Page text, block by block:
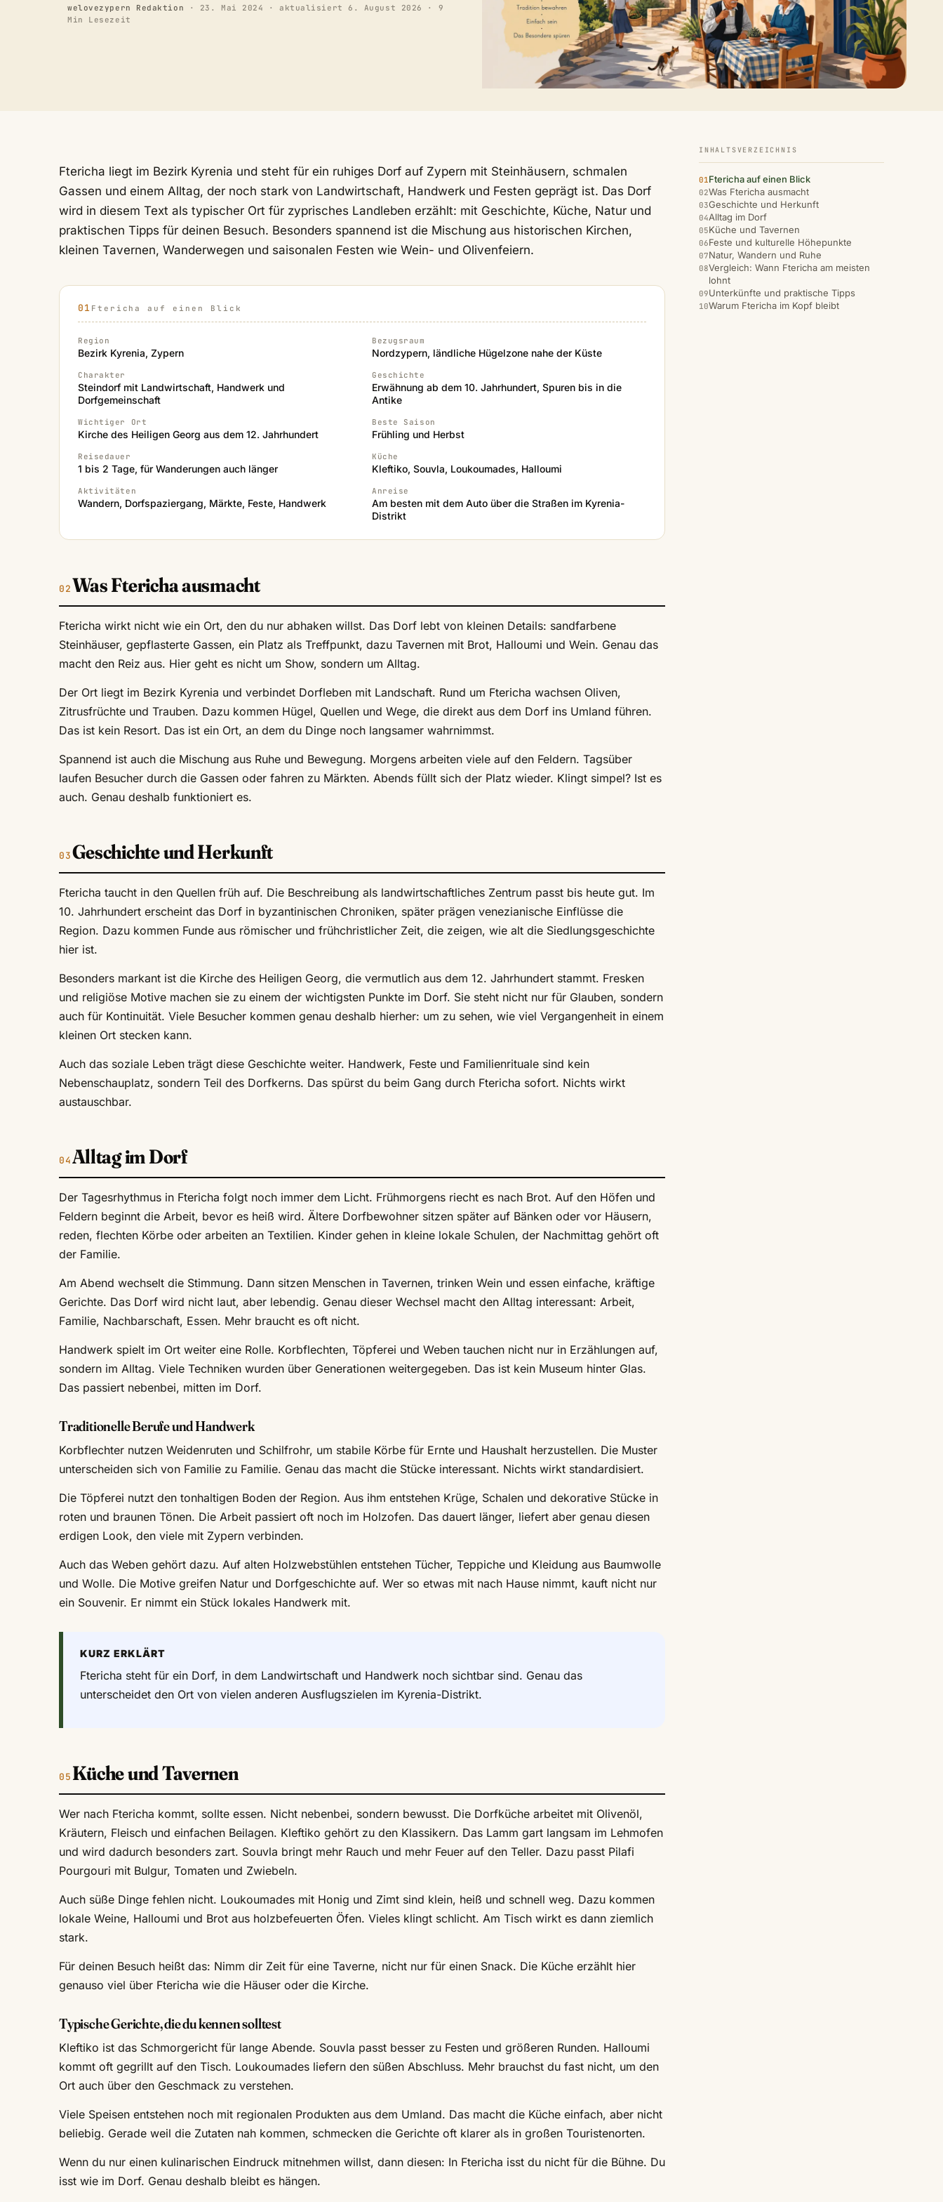
welovezypern Redaktion · 23. Mai 2024 · aktualisiert6. August 2026
· 9
Min Lesezeit
Ftericha liegt im Bezirk Kyrenia und steht für ein ruhiges Dorf auf Zypern mit Steinhäusern, schmalen
Gassen und einem Alltag, der noch stark von Landwirtschaft, Handwerk und Festen geprägt ist. Das Dorf
wird in diesem Text als typischer Ort für zyprisches Landleben erzählt: mit Geschichte, Küche, Natur und
praktischen Tipps für deinen Besuch. Besonders spannend ist die Mischung aus historischen Kirchen,
kleinen Tavernen, Wanderwegen und saisonalen Festen wie Wein- und Olivenfeiern.
Ftericha auf einen Blick
Region
Bezirk Kyrenia, Zypern
Bezugsraum
Nordzypern, ländliche Hügelzone nahe der Küste
Charakter
Steindorf mit Landwirtschaft, Handwerk und
Dorfgemeinschaft
Geschichte
Erwähnung ab dem 10. Jahrhundert, Spuren bis in die
Antike
Wichtiger Ort
Kirche des Heiligen Georg aus dem 12. Jahrhundert
Beste Saison
Frühling und Herbst
Reisedauer
1 bis 2 Tage, für Wanderungen auch länger
Küche
Kleftiko, Souvla, Loukoumades, Halloumi
Aktivitäten
Wandern, Dorfspaziergang, Märkte, Feste, Handwerk
Anreise
Am besten mit dem Auto über die Straßen im Kyrenia-
Distrikt
Was Ftericha ausmacht
Ftericha wirkt nicht wie ein Ort, den du nur abhaken willst. Das Dorf lebt von kleinen Details: sandfarbene
Steinhäuser, gepflasterte Gassen, ein Platz als Treffpunkt, dazu Tavernen mit Brot, Halloumi und Wein. Genau das
macht den Reiz aus. Hier geht es nicht um Show, sondern um Alltag.
Der Ort liegt im Bezirk Kyrenia und verbindet Dorfleben mit Landschaft. Rund um Ftericha wachsen Oliven,
Zitrusfrüchte und Trauben. Dazu kommen Hügel, Quellen und Wege, die direkt aus dem Dorf ins Umland führen.
Das ist kein Resort. Das ist ein Ort, an dem du Dinge noch langsamer wahrnimmst.
Spannend ist auch die Mischung aus Ruhe und Bewegung. Morgens arbeiten viele auf den Feldern. Tagsüber
laufen Besucher durch die Gassen oder fahren zu Märkten. Abends füllt sich der Platz wieder. Klingt simpel? Ist es
auch. Genau deshalb funktioniert es.
Geschichte und Herkunft
Ftericha taucht in den Quellen früh auf. Die Beschreibung als landwirtschaftliches Zentrum passt bis heute gut. Im
10. Jahrhundert erscheint das Dorf in byzantinischen Chroniken, später prägen venezianische Einflüsse die
Region. Dazu kommen Funde aus römischer und frühchristlicher Zeit, die zeigen, wie alt die Siedlungsgeschichte
hier ist.
Besonders markant ist die Kirche des Heiligen Georg, die vermutlich aus dem 12. Jahrhundert stammt. Fresken
und religiöse Motive machen sie zu einem der wichtigsten Punkte im Dorf. Sie steht nicht nur für Glauben, sondern
auch für Kontinuität. Viele Besucher kommen genau deshalb hierher: um zu sehen, wie viel Vergangenheit in einem
kleinen Ort stecken kann.
Auch das soziale Leben trägt diese Geschichte weiter. Handwerk, Feste und Familienrituale sind kein
Nebenschauplatz, sondern Teil des Dorfkerns. Das spürst du beim Gang durch Ftericha sofort. Nichts wirkt
austauschbar.
Alltag im Dorf
Der Tagesrhythmus in Ftericha folgt noch immer dem Licht. Frühmorgens riecht es nach Brot. Auf den Höfen und
Feldern beginnt die Arbeit, bevor es heiß wird. Ältere Dorfbewohner sitzen später auf Bänken oder vor Häusern,
reden, flechten Körbe oder arbeiten an Textilien. Kinder gehen in kleine lokale Schulen, der Nachmittag gehört oft
der Familie.
Am Abend wechselt die Stimmung. Dann sitzen Menschen in Tavernen, trinken Wein und essen einfache, kräftige
Gerichte. Das Dorf wird nicht laut, aber lebendig. Genau dieser Wechsel macht den Alltag interessant: Arbeit,
Familie, Nachbarschaft, Essen. Mehr braucht es oft nicht.
Handwerk spielt im Ort weiter eine Rolle. Korbflechten, Töpferei und Weben tauchen nicht nur in Erzählungen auf,
sondern im Alltag. Viele Techniken wurden über Generationen weitergegeben. Das ist kein Museum hinter Glas.
Das passiert nebenbei, mitten im Dorf.
Traditionelle Berufe und Handwerk
Korbflechter nutzen Weidenruten und Schilfrohr, um stabile Körbe für Ernte und Haushalt herzustellen. Die Muster
unterscheiden sich von Familie zu Familie. Genau das macht die Stücke interessant. Nichts wirkt standardisiert.
Die Töpferei nutzt den tonhaltigen Boden der Region. Aus ihm entstehen Krüge, Schalen und dekorative Stücke in
roten und braunen Tönen. Die Arbeit passiert oft noch im Holzofen. Das dauert länger, liefert aber genau diesen
erdigen Look, den viele mit Zypern verbinden.
Auch das Weben gehört dazu. Auf alten Holzwebstühlen entstehen Tücher, Teppiche und Kleidung aus Baumwolle
und Wolle. Die Motive greifen Natur und Dorfgeschichte auf. Wer so etwas mit nach Hause nimmt, kauft nicht nur
ein Souvenir. Er nimmt ein Stück lokales Handwerk mit.
KURZ ERKLÄRT
Ftericha steht für ein Dorf, in dem Landwirtschaft und Handwerk noch sichtbar sind. Genau das
unterscheidet den Ort von vielen anderen Ausflugszielen im Kyrenia-Distrikt.
Küche und Tavernen
Wer nach Ftericha kommt, sollte essen. Nicht nebenbei, sondern bewusst. Die Dorfküche arbeitet mit Olivenöl,
Kräutern, Fleisch und einfachen Beilagen. Kleftiko gehört zu den Klassikern. Das Lamm gart langsam im Lehmofen
und wird dadurch besonders zart. Souvla bringt mehr Rauch und mehr Feuer auf den Teller. Dazu passt Pilafi
Pourgouri mit Bulgur, Tomaten und Zwiebeln.
Auch süße Dinge fehlen nicht. Loukoumades mit Honig und Zimt sind klein, heiß und schnell weg. Dazu kommen
lokale Weine, Halloumi und Brot aus holzbefeuerten Öfen. Vieles klingt schlicht. Am Tisch wirkt es dann ziemlich
stark.
Für deinen Besuch heißt das: Nimm dir Zeit für eine Taverne, nicht nur für einen Snack. Die Küche erzählt hier
genauso viel über Ftericha wie die Häuser oder die Kirche.
Typische Gerichte, die du kennen solltest
Kleftiko ist das Schmorgericht für lange Abende. Souvla passt besser zu Festen und größeren Runden. Halloumi
kommt oft gegrillt auf den Tisch. Loukoumades liefern den süßen Abschluss. Mehr brauchst du fast nicht, um den
Ort auch über den Geschmack zu verstehen.
Viele Speisen entstehen noch mit regionalen Produkten aus dem Umland. Das macht die Küche einfach, aber nicht
beliebig. Gerade weil die Zutaten nah kommen, schmecken die Gerichte oft klarer als in großen Touristenorten.
Wenn du nur einen kulinarischen Eindruck mitnehmen willst, dann diesen: In Ftericha isst du nicht für die Bühne. Du
isst wie im Dorf. Genau deshalb bleibt es hängen.
INHALTSVERZEICHNIS
Ftericha auf einen Blick
Was Ftericha ausmacht
Geschichte und Herkunft
Alltag im Dorf
Küche und Tavernen
Feste und kulturelle Höhepunkte
Natur, Wandern und Ruhe
Vergleich: Wann Ftericha am meisten
lohnt
Unterkünfte und praktische Tipps
Warum Ftericha im Kopf bleibt